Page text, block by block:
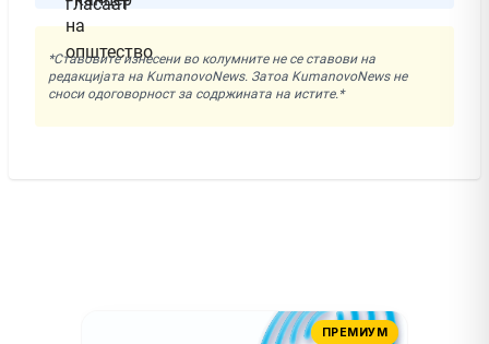
*Ставовите изнесени во колумните не се ставови на
редакцијата на KumanovoNews. Затоа KumanovoNews не
сноси одоговорност за содржината на истите.*
ПРЕМИУМ